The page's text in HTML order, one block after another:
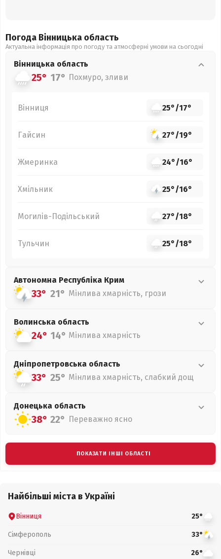
Погода Вінницька область
Актуальна інформація про погоду та атмосферні умови на сьогодні
Вінницька область
25° 17° Похмуро, зливи
Вінниця 25°/17°
Гайсин 27°/19°
Жмеринка 24°/16°
Хмільник 25°/16°
Могилів-Подільський 27°/18°
Тульчин 25°/18°
Автономна Республіка Крим
33° 21° Мінлива хмарність, грози
Волинська область
24° 14° Мінлива хмарність
Дніпропетровська область
33° 25° Мінлива хмарність, слабкий дощ
Донецька область
38° 22° Переважно ясно
ПОКАЗАТИ ІНШІ ОБЛАСТІ
Найбільші міста в Україні
Вінниця 25°
Сімферополь 33°
Чернівці 26°